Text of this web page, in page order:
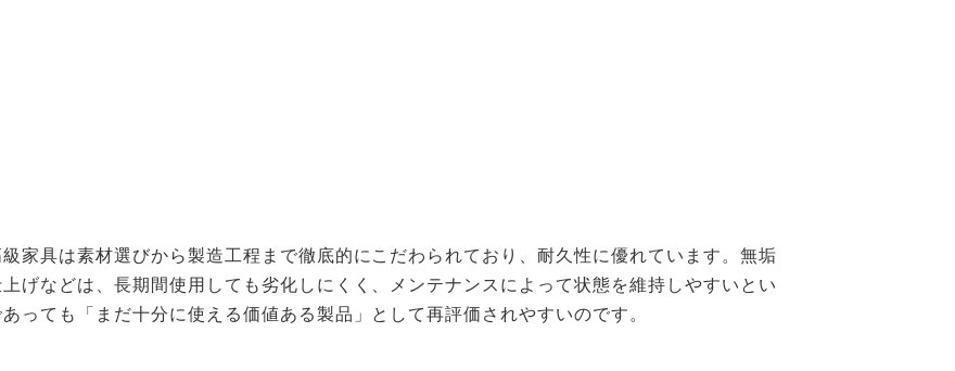
家具は素材選びから製造工程まで徹底的にこだわられており、耐久性に優れています。無垢
げなどは、長期間使用しても劣化しにくく、メンテナンスによって状態を維持しやすいとい
っても「まだ十分に使える価値ある製品」として再評価されやすいのです。